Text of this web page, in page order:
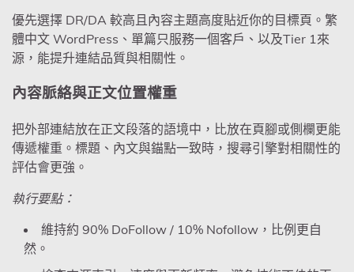
優先選擇 DR/DA 較高且內容主題高度貼近你的目標頁。繁
體中文 WordPress、單篇只服務一個客戶、以及Tier 1來
源，能提升連結品質與相關性。
內容脈絡與正文位置權重
把外部連結放在正文段落的語境中，比放在頁腳或側欄更能
傳遞權重。標題、內文與錨點一致時，搜尋引擎對相關性的
評估會更強。
執行要點：
維持約 90% DoFollow / 10% Nofollow，比例更自
然。